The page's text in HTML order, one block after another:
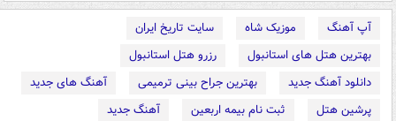
آپ آهنگ موزیک شاه
سایت تاریخ ایران
بهترین هتل های استانبول
رزرو هتل استانبول
دانلود آهنگ جدید
بهترین جراح بینی ترمیمی
آهنگ های جدید
پرشین هتل
ثبت نام بیمه اربعین
آهنگ جدید